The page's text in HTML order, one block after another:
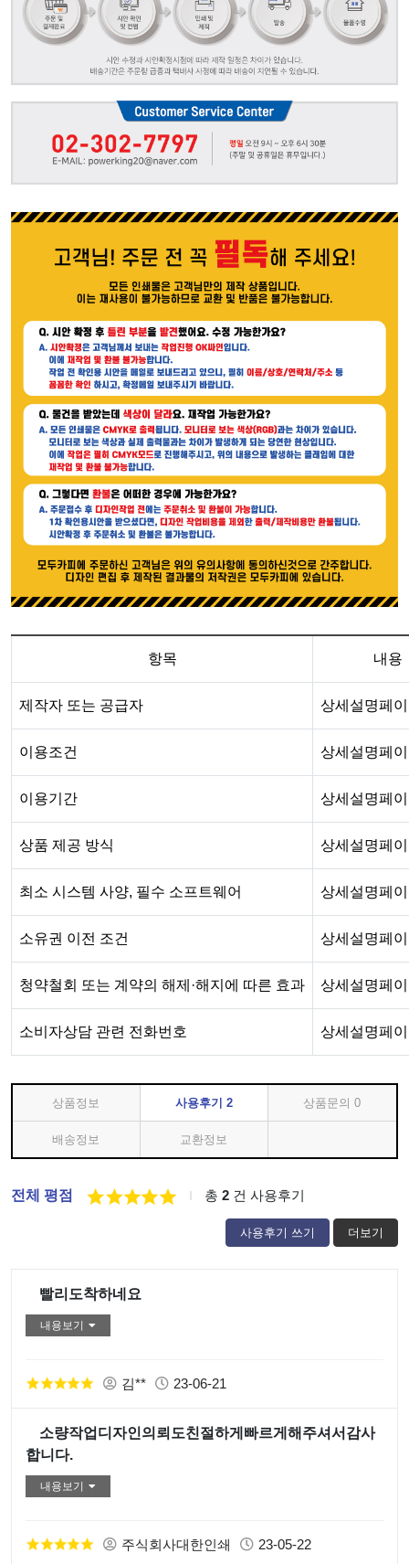
항목 내용
제작자 또는 공급자 상세설명페
이용조건 상세설명페
이용기간 상세설명페
상품 제공 방식 상세설명페
최소 시스템 사양, 필수 소프트웨어 상세설명페
소유권 이전 조건 상세설명페
청약철회 또는 계약의 해제·해지에 따른 효과 상세설명페
소비자상담 관련 전화번호 상세설명페
상품정보 사용후기 2 상품문의0
배송정보 교환정보
전체 평점 총 2 건 사용후기
사용후기 쓰기 더보기
빨리도착하네요
내용보기
김** 23-06-21
소량작업디자인의뢰도친절하게빠르게해주셔서감사
합니다.
내용보기
주식회사대한인쇄 23-05-22